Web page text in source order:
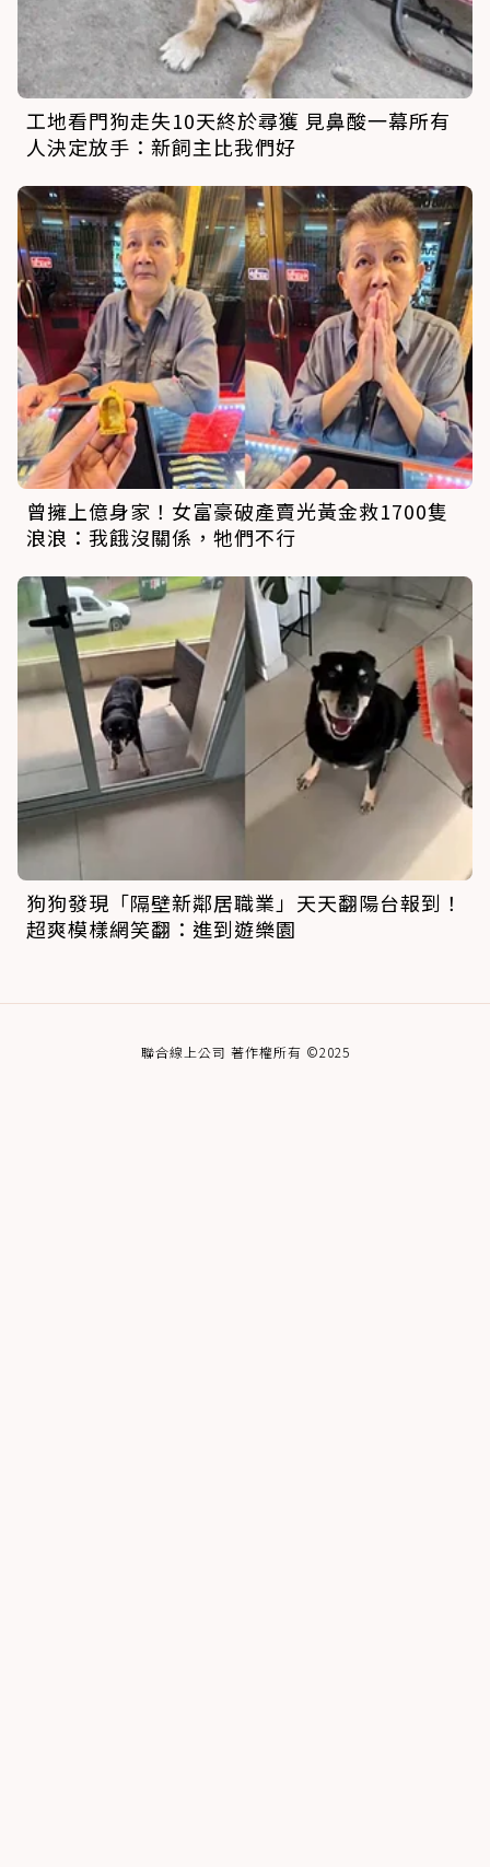
工地看門狗走失10天終於尋獲 見鼻酸一幕所有
人決定放手：新飼主比我們好
曾擁上億身家！女富豪破產賣光黃金救1700隻
浪浪：我餓沒關係，牠們不行
狗狗發現「隔壁新鄰居職業」天天翻陽台報到！
超爽模樣網笑翻：進到遊樂園
聯合線上公司 著作權所有 ©2025